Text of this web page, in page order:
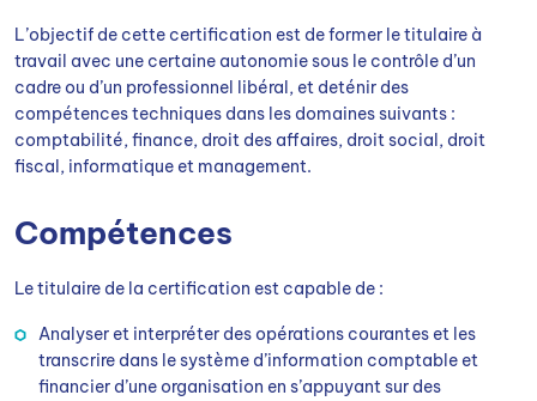
L’objectif de cette certification est de former le titulaire à
travail avec une certaine autonomie sous le contrôle d’un
cadre ou d’un professionnel libéral, et deténir des
compétences techniques dans les domaines suivants :
comptabilité, finance, droit des affaires, droit social, droit
fiscal, informatique et management.
Compétences
Le titulaire de la certification est capable de :
Analyser et interpréter des opérations courantes et les
transcrire dans le système d’information comptable et
financier d’une organisation en s’appuyant sur des